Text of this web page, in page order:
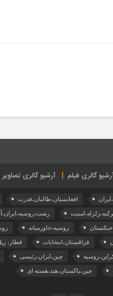
گالری فیلم آرشیو گالری تصاویر
افغانستان،طالبان،قدرت
روسیه،خاورمیانه
قزاقستان،انتخابات قطار،
چین،ایران،رئیسی
چین،پاکستان،هند،هسته ای